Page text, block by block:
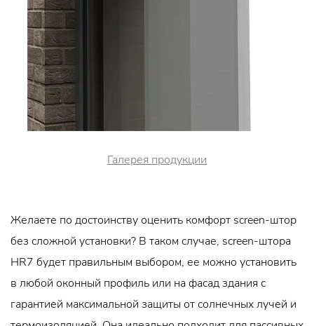
Галерея продукции
Желаете по достоинству оценить комфорт screen-штор
без сложной установки? В таком случае, screen-штора
HR7 будет правильным выбором, ее можно установить
в любой оконный профиль или на фасад здания с
гарантией максимальной защиты от солнечных лучей и